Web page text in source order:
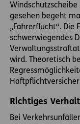
gesehen begeht
„Fahrerflucht“. Die
schwerwiegendes
wird. Theoretisch
Richtiges
Bei